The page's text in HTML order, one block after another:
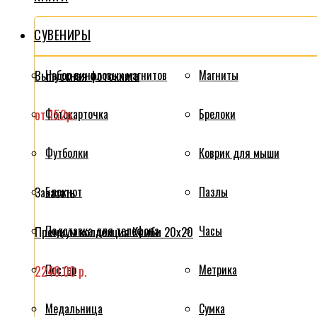
Выпускная фотокнига
от 152р.
Заказать
Премиум коллекция Комби 20x20
2240.00 р.
СУВЕНИРЫ
Набор виниловых магнитов
Фотокарточка
Футболки
Блокнот
Подставка для телефона
Постер
Медальница
Магниты
Брелоки
Коврик для мыши
Пазлы
Часы
Метрика
Сумка